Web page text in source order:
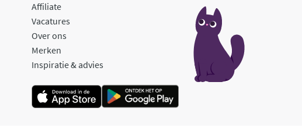
Affiliate
Vacatures
Over ons
Merken
Inspiratie & advies